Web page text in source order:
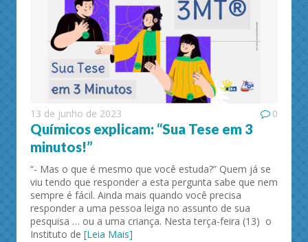
13 de junho de 2023 0
Químicos explicam: “Sua Tese em 3
minutos!”
“- Mas o que é mesmo que você estuda?” Quem já se
viu tendo que responder a esta pergunta sabe que nem
sempre é fácil. Ainda mais quando você precisa
responder a uma pessoa leiga no assunto de sua
pesquisa … ou a uma criança. Nesta terça-feira (13) o
Instituto de [Leia Mais]